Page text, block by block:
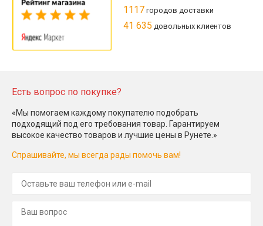
1117 городов доставки
41 635 довольных клиентов
Есть вопрос по покупке?
«Мы помогаем каждому покупателю подобрать
подходящий под его требования товар. Гарантируем
высокое качество товаров и лучшие цены в Рунете.»
Спрашивайте, мы всегда рады помочь вам!